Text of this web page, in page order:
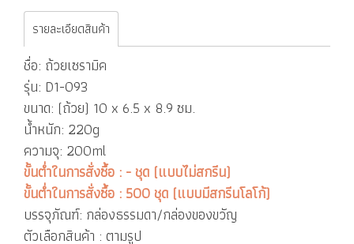
รายละเอียดสินค้า
ชื่อ: ถ้วยเซรามิค
รุ่น: D1-093
ขนาด: (ถ้วย) 10 x 6.5 x 8.9 ซม.
น้ำหนัก: 220g
ความจุ: 200ml
ขั้นต่ำในการสั่งซื้อ : - ชุด (แบบไม่สกรีน)
ขั้นต่ำในการสั่งซื้อ : 500 ชุด (แบบมีสกรีนโลโก้)
บรรจุภัณฑ์: กล่องธรรมดา/กล่องของขวัญ
ตัวเลือกสินค้า : ตามรูป